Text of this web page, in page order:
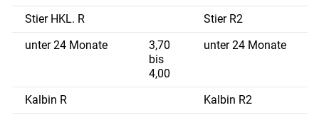
Stier HKL. R
Stier R2
unter 24 Monate
3,70
bis
4,00
unter 24 Monate
Kalbin R
Kalbin R2